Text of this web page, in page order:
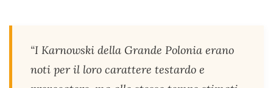
“I Karnowski della Grande Polonia erano
noti per il loro carattere testardo e